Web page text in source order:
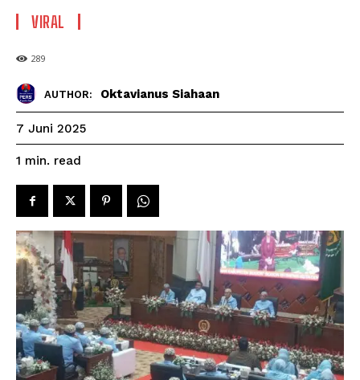
VIRAL
289
AUTHOR: Oktavianus Siahaan
7 Juni 2025
1 min. read